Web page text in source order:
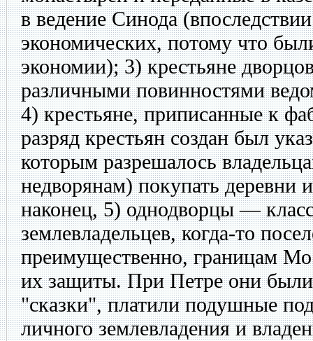
в ведение Синода
экономических, потому что
экономии); 3) крестьяне
различными повинностями
4) крестьяне, приписанные к
разряд крестьян создан был
которым разрешалось
недворянам) покупать деревни
наконец, 5) однодворцы —
землевладельцев, когда-то
преимущественно, границам
их защиты. При Петре они были
"сказки", платили подушные
личного землевладения и